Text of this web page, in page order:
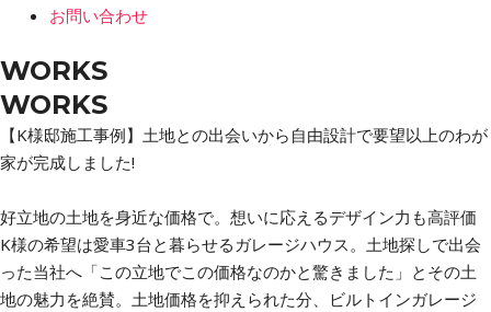
お問い合わせ
WORKS
WORKS
【K様邸施工事例】土地との出会いから自由設計で要望以上のわが
家が完成しました!
好立地の土地を身近な価格で。想いに応えるデザイン力も高評価
K様の希望は愛車3台と暮らせるガレージハウス。土地探しで出会
った当社へ「この立地でこの価格なのかと驚きました」とその土
地の魅力を絶賛。土地価格を抑えられた分、ビルトインガレージ